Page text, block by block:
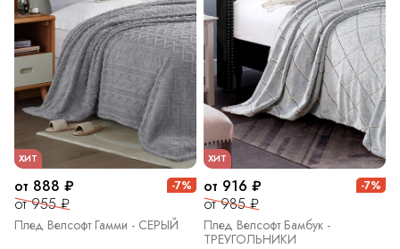
ХИТ
от 888 ₽
от 955 ₽
-7%
Плед Велсофт Гамми - СЕРЫЙ
ХИТ
от 916 ₽
от 985 ₽
-7%
Плед Велсофт Бамбук -
ТРЕУГОЛЬНИКИ